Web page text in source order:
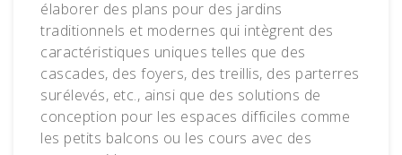
élaborer des plans pour des jardins
traditionnels et modernes qui intègrent des
caractéristiques uniques telles que des
cascades, des foyers, des treillis, des parterres
surélevés, etc., ainsi que des solutions de
conception pour les espaces difficiles comme
les petits balcons ou les cours avec des